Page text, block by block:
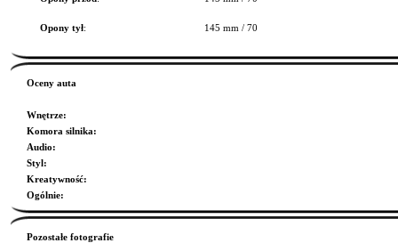
Opony tył: 145 mm / 70
Oceny auta
Wnętrze:
Komora silnika:
Audio:
Styl:
Kreatywność:
Ogólnie:
Pozostałe fotografie